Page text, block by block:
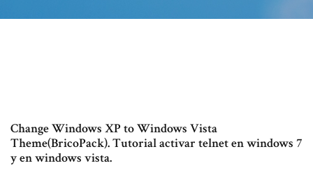
Change Windows XP to Windows Vista
Theme(BricoPack). Tutorial activar telnet en windows 7
y en windows vista.